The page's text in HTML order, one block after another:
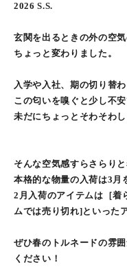
2026 S.S.
玄関を出るときの外の空
ちょっと変わりました。
入学や入社、期の切り替
この匂いを嗅ぐと少し不
未だにちょっとそわそわし
そんな空気感すらさらり
本格的な物量の入荷は3月
2月入荷のアイテムは［着
ムでは売り切れ]といった
ぜひ春のトルネードの雰
ください！